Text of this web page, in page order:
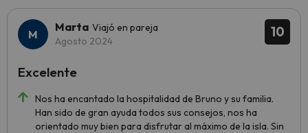
10
Marta Viajó en pareja
Agosto 2024
Nos ha encantado la hospitalidad de Bruno y su familia.
Han sido de gran ayuda todos sus consejos, nos ha
orientado muy bien para disfrutar al máximo de la isla. Sin
Excelente